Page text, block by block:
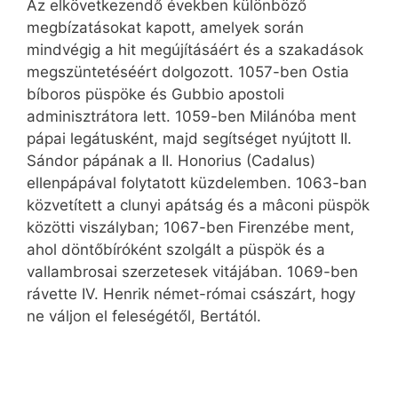
Az elkövetkezendő években különböző
megbízatásokat kapott, amelyek során
mindvégig a hit megújításáért és a szakadások
megszüntetéséért dolgozott. 1057-ben Ostia
bíboros püspöke és Gubbio apostoli
adminisztrátora lett. 1059-ben Milánóba ment
pápai legátusként, majd segítséget nyújtott II.
Sándor pápának a II. Honorius (Cadalus)
ellenpápával folytatott küzdelemben. 1063-ban
közvetített a clunyi apátság és a mâconi püspök
közötti viszályban; 1067-ben Firenzébe ment,
ahol döntőbíróként szolgált a püspök és a
vallambrosai szerzetesek vitájában. 1069-ben
rávette IV. Henrik német-római császárt, hogy
ne váljon el feleségétől, Bertától.